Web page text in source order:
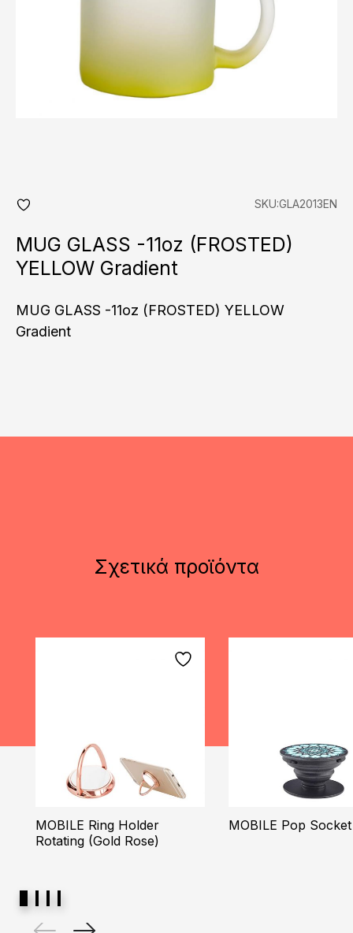
fav
SKU:GLA2013EN
MUG GLASS -11oz (FROSTED)
YELLOW Gradient
MUG GLASS -11oz (FROSTED) YELLOW
Gradient
Σχετικά προϊόντα
MOBILE Ring Holder
Rotating (Gold Rose)
MOBILE Pop